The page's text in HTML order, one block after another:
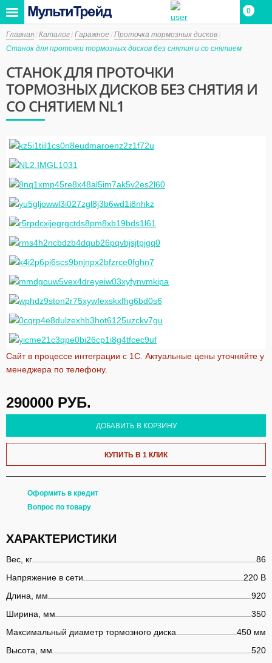
0
0
Главная Каталог Гаражное
Проточка тормозных дисков
Станок для проточки тормозных дисков без снятия и со снятием
СТАНОК ДЛЯ ПРОТОЧКИ
ТОРМОЗНЫХ ДИСКОВ БЕЗ СНЯТИЯ И
СО СНЯТИЕМ NL1
Сайт в процессе интеграции с 1С. Актуальные цены уточняйте у
менеджера по телефону.
290000 РУБ.
ДОБАВИТЬ В КОРЗИНУ
КУПИТЬ В 1 КЛИК
Оформить в кредит
Вопрос по товару
ХАРАКТЕРИСТИКИ
Вес, кг
86
Напряжение в сети
220 В
Длина, мм
920
Ширина, мм
350
Максимальный диаметр тормозного диска
450 мм
Высота, мм
520